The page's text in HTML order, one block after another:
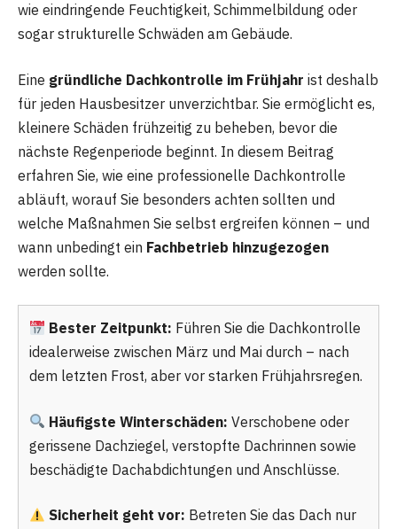
wie eindringende Feuchtigkeit, Schimmelbildung oder
sogar strukturelle Schwäden am Gebäude.
Eine gründliche Dachkontrolle im Frühjahr ist deshalb
für jeden Hausbesitzer unverzichtbar. Sie ermöglicht es,
kleinere Schäden frühzeitig zu beheben, bevor die
nächste Regenperiode beginnt. In diesem Beitrag
erfahren Sie, wie eine professionelle Dachkontrolle
abläuft, worauf Sie besonders achten sollten und
welche Maßnahmen Sie selbst ergreifen können – und
wann unbedingt ein Fachbetrieb hinzugezogen
werden sollte.
Bester Zeitpunkt: Führen Sie die Dachkontrolle
idealerweise zwischen März und Mai durch – nach
dem letzten Frost, aber vor starken Frühjahrsregen.
Häufigste Winterschäden: Verschobene oder
gerissene Dachziegel, verstopfte Dachrinnen sowie
beschädigte Dachabdichtungen und Anschlüsse.
Sicherheit geht vor: Betreten Sie das Dach nur